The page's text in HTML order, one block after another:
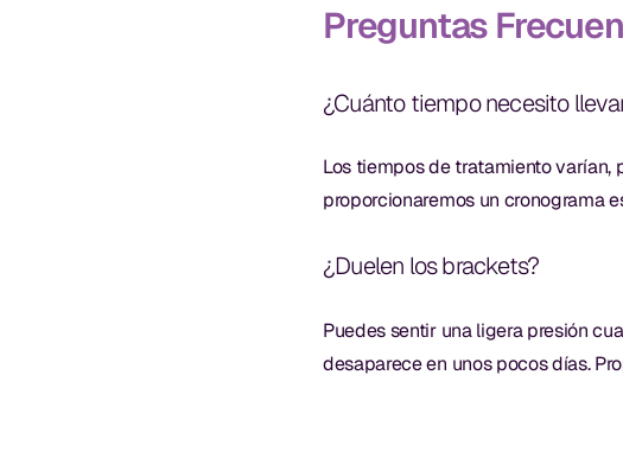
Preguntas
¿Cuánto tiempo necesito
Los tiempos de tratamiento varían,
proporcionaremos un cronograma
¿Duelen los brackets?
Puedes sentir una ligera presión
desaparece en unos pocos días.